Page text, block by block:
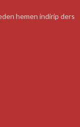
hemen indirip ders